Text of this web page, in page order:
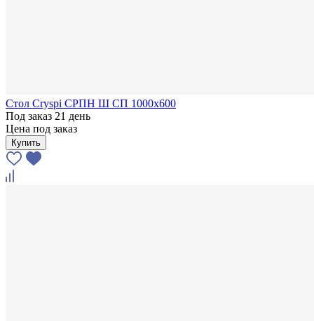
Стол Cryspi СРПН Ш СП 1000х600
Под заказ 21 день
Цена под заказ
Купить